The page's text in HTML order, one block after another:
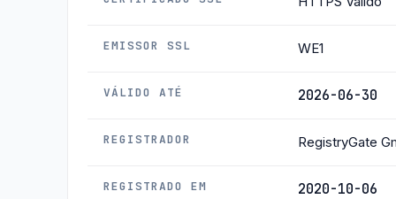
EMISSOR SSL WE1
VÁLIDO ATÉ 2026-06-30
REGISTRADOR RegistryGate
REGISTRADO EM 2020-10-06